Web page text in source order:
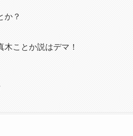
か？
木ことか説はデマ！